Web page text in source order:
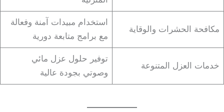
مكافحة الحشرات والوقاية
استخدام مبيدات آمنة وفعالة
مع برامج متابعة دورية
خدمات العزل المتنوعة
توفير حلول عزل مائي
وصوتي بجودة عالية